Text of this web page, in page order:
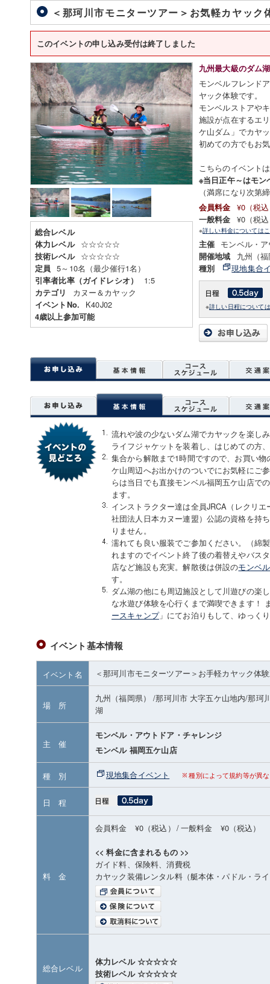
＜那珂川市モニターツアー＞お気軽カヤッ
このイベントの申し込み受付は終了しました
総合レベル
体力レベル
☆☆☆☆☆
技術レベル ☆☆☆☆☆
定員 5～10名（最少催行1名）
引率者比率（ガイドレシオ） 1:5
カテゴリ カヌー＆カヤック
イベントNo. K40J02
4歳以上参加可能
九州最大級のダム
モンベルフレンド
ヤック体験です。
モンベルストアや
施設が点在するエ
ケ山ダム」でカヤ
初めての方でもお
こちらのイベント
※当日正午～はモン
（満席になり次第
会員料金 ¥0（税
一般料金 ¥0（税
※詳しい料金については
主催 モンベル・
開催地域 九州（
種別 現地集合
※詳しい日程について
流れや波の少ないダム湖でカヤックを楽し
ライフジャケットを装着し、はじめての方
集合から解散まで1時間ですので、お買い
ケ山周辺へお出かけのついでにお気軽にご
らは当日でも直接モンベル福岡五ケ山店で
ます。
インストラクター達は全員JRCA（レクリ
社団法人日本カヌー連盟）公認の資格を持
りません。
濡れても良い服装でご参加ください。（綿
れますのでイベント終了後の着替えやバス
店など施設も充実。解散後は併設のモンベ
す。
ダム湖の他にも周辺施設として川遊びの楽
な水遊び体験を心行くまで満喫できます！
ースキャンプ」にてお泊りもして、ゆっく
イベント基本情報
イベント名 ＜那珂川市モニターツアー＞お手軽カヤック体
場 所
九州（福岡県） /那珂川市 大字五ケ山地内/那珂
湖
主 催
モンベル・アウトドア・チャレンジ
モンベル 福岡五ケ山店
種 別 現地集合イベント 種別によって規約等が異
日 程
料 金
会員料金 ¥0（税込） /一般料金 ¥0（税込）
<< 料金に含まれるもの >>
ガイド料、保険料、消費税
カヤック装備レンタル料（艇本体・パドル・ラ
総合レベル
体力レベル ☆☆☆☆☆
技術レベル ☆☆☆☆☆